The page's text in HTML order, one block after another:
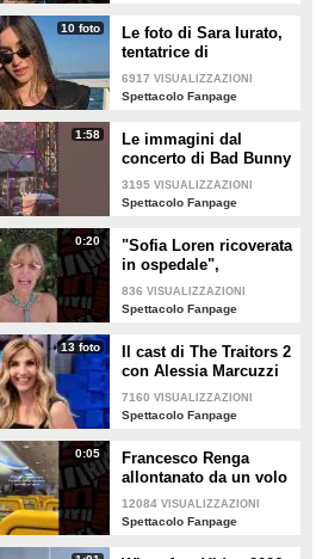
10 foto
Le foto di Sara Iurato,
tentatrice di
Temptation Island 2026
6917 VISUALIZZAZIONI
Spettacolo Fanpage
1:58
Le immagini dal
concerto di Bad Bunny
a Milano
3195 VISUALIZZAZIONI
Spettacolo Fanpage
0:20
"Sofia Loren ricoverata
in ospedale",
Alessandra Mussolini
smentisce: "È serena e
836 VISUALIZZAZIONI
Spettacolo Fanpage
13 foto
Il cast di The Traitors 2
con Alessia Marcuzzi
7160 VISUALIZZAZIONI
Spettacolo Fanpage
0:05
Francesco Renga
allontanato da un volo
Ryanair dopo una
discussione con gli
12084 VISUALIZZAZIONI
Spettacolo Fanpage